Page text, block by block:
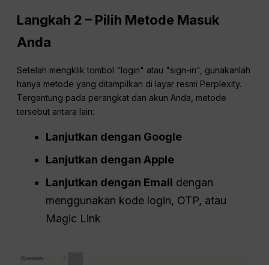
Langkah 2 – Pilih Metode Masuk
Anda
Setelah mengklik tombol "login" atau "sign-in", gunakanlah
hanya metode yang ditampilkan di layar resmi Perplexity.
Tergantung pada perangkat dan akun Anda, metode
tersebut antara lain:
Lanjutkan dengan Google
Lanjutkan dengan Apple
Lanjutkan dengan Email dengan
menggunakan kode login, OTP, atau
Magic Link